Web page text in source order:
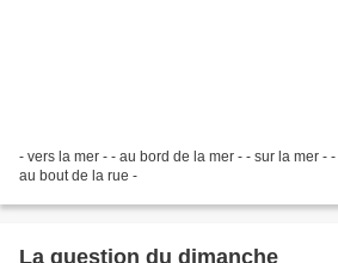
- vers la mer - - au bord de la mer - - sur la mer -
au bout de la rue -
La question du dimanche